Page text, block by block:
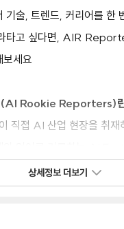
기술, 트렌드, 커리어를 한
타고 싶다면, AIR
보세요
Rookie Reporters)
직접 AI 산업 현장을 취재
상세정보 더보기